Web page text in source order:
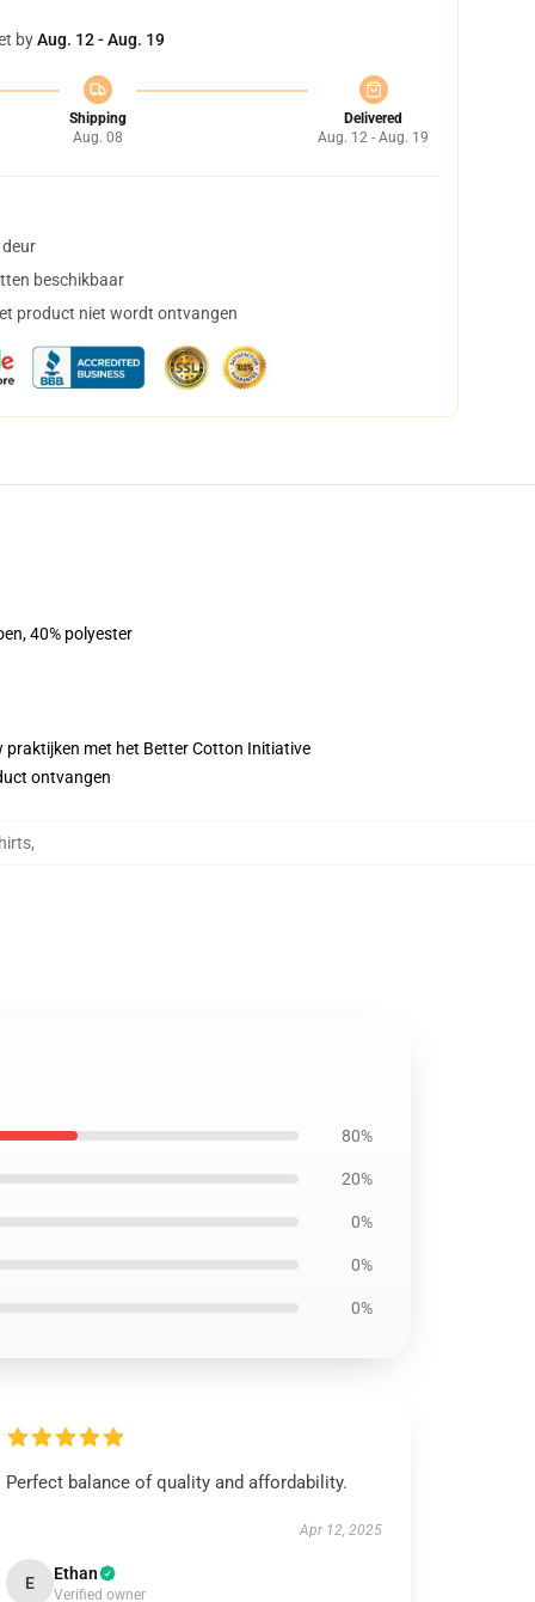
byAug. 12 - Aug. 19
Shipping
Aug. 08
Delivered
Aug. 12 - Aug. 19
beschikbaar
product niet wordt ontvangen
40% polyester
praktijken met het Better Cotton Initiative
ontvangen
,
80%
20%
0%
0%
0%
Perfect balance of quality and affordability.
Apr 12, 2025
E Ethan
Verified owner